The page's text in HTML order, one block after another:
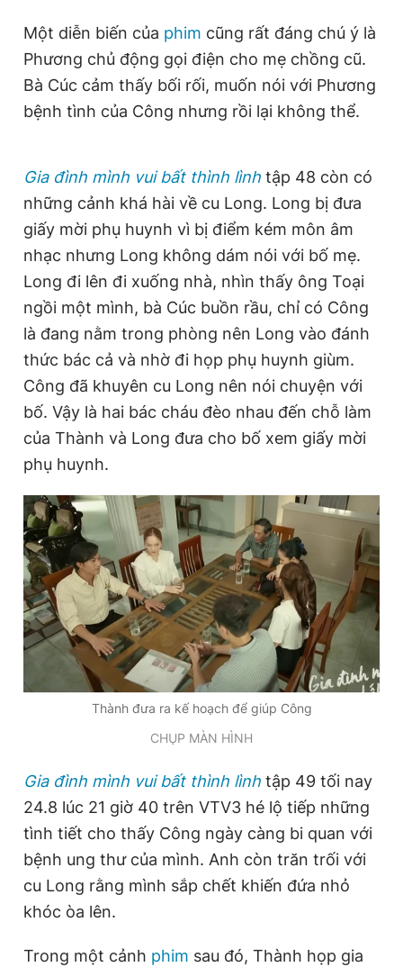
Giấy phép xuất bản số 110/GP - BTTTT cấp ngày 24.3.2020
© 2003-2026 Bản quyền thuộc về Báo Thanh Niên. Cấm sao
chép dưới mọi hình thức nếu không có sự chấp thuận bằng văn
bản. Phát triển bởi ePi Technologies, JSC.
Một diễn biến của phim cũng rất đáng chú ý là
Phương chủ động gọi điện cho mẹ chồng cũ.
Bà Cúc cảm thấy bối rối, muốn nói với Phương
bệnh tình của Công nhưng rồi lại không thể.
Gia đình mình vui bất thình lình tập 48 còn có
những cảnh khá hài về cu Long. Long bị đưa
giấy mời phụ huynh vì bị điểm kém môn âm
nhạc nhưng Long không dám nói với bố mẹ.
Long đi lên đi xuống nhà, nhìn thấy ông Toại
ngồi một mình, bà Cúc buồn rầu, chỉ có Công
là đang nằm trong phòng nên Long vào đánh
thức bác cả và nhờ đi họp phụ huynh giùm.
Công đã khuyên cu Long nên nói chuyện với
bố. Vậy là hai bác cháu đèo nhau đến chỗ làm
của Thành và Long đưa cho bố xem giấy mời
phụ huynh.
Thành đưa ra kế hoạch để giúp Công
CHỤP MÀN HÌNH
Gia đình mình vui bất thình lình tập 49 tối nay
24.8 lúc 21 giờ 40 trên VTV3 hé lộ tiếp những
tình tiết cho thấy Công ngày càng bi quan với
bệnh ung thư của mình. Anh còn trăn trối với
cu Long rằng mình sắp chết khiến đứa nhỏ
khóc òa lên.
Trong một cảnh phim sau đó, Thành họp gia